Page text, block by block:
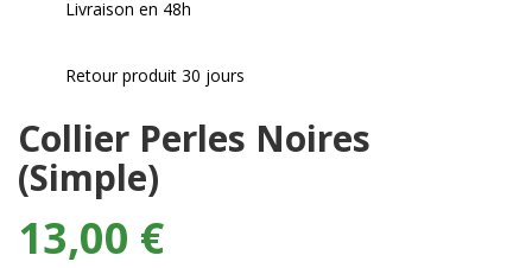
Livraison en 48h
Retour produit 30 jours
Collier Perles Noires
(simple)
13,00 €